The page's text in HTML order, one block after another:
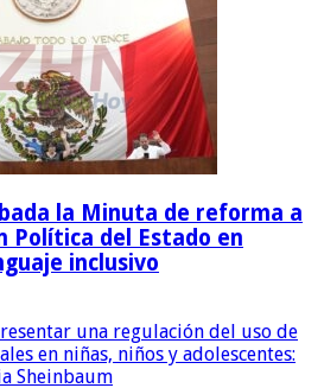
la Minuta de reforma a
Política del Estado en
inclusivo